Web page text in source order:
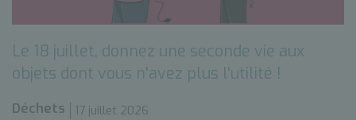
Le 18 juillet, donnez une seconde vie aux
objets dont vous n'avez plus l'utilité !
Déchets
17 juillet 2026